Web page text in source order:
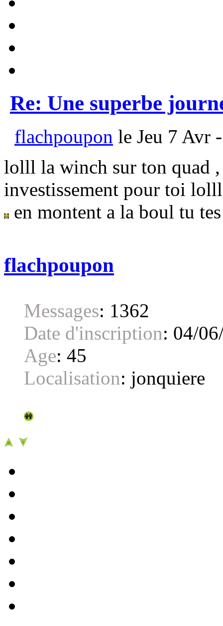
Re: Une superbe
flachpoupon le Jeu 7 Avr
lolll la winch sur ton quad ,
investissement pour toi lolll
en montent a la boul tu
flachpoupon
Messages: 1362
Date d'inscription: 04/
Age: 45
Localisation: jonquiere